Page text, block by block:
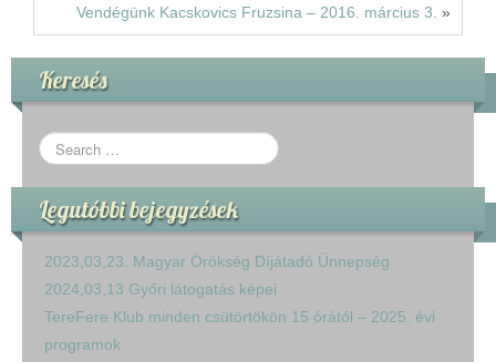
Vendégünk Kacskovics Fruzsina – 2016. március 3. »
Keresés
Legutóbbi bejegyzések
2023,03,23. Magyar Örökség Díjátadó Ünnepség
2024,03,13 Győri látogatás képei
TereFere Klub minden csütörtökön 15 órától – 2025. évi
programok